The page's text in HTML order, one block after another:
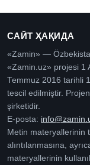
САЙТ ҲАҚИДА
«Zamin» —
«Zamin.uz» projesi 1
Temmuz 2016 tarihli
tescil edilmiştir.
şirketidir.
E-posta:
Metin materyallerinin
alıntılanmasına,
materyallerinin